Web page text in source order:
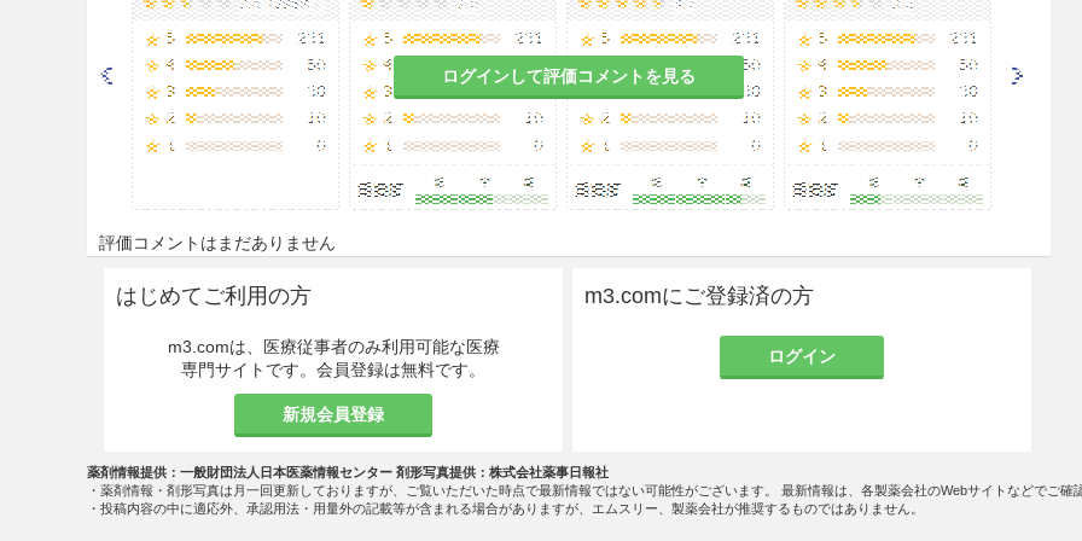
ログインして評価コメントを見る
評価コメントはまだありません
はじめてご利用の方
m3.comは、医療従事者のみ利用可能な医療
専門サイトです。会員登録は無料です。
新規会員登録
m3.comにご登録済の方
ログイン
薬剤情報提供：一般財団法人日本医薬情報センター 剤形写真提供：株式会社薬事日報社
・薬剤情報・剤形写真は月一回更新しておりますが、ご覧いただいた時点で最新情報ではない可能性がございます。 最新情報は、各製薬会社のWebサイトなどでご確
・投稿内容の中に適応外、承認用法・用量外の記載等が含まれる場合がありますが、エムスリー、製薬会社が推奨するものではありません。